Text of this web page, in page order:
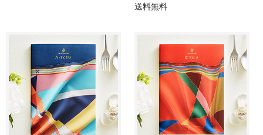
送料無料